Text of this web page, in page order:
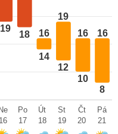
19
18 16
14
19
12
16
10
16
8
Ne
16
Po
17
Út
18
St
19
Čt
20
Pá
21